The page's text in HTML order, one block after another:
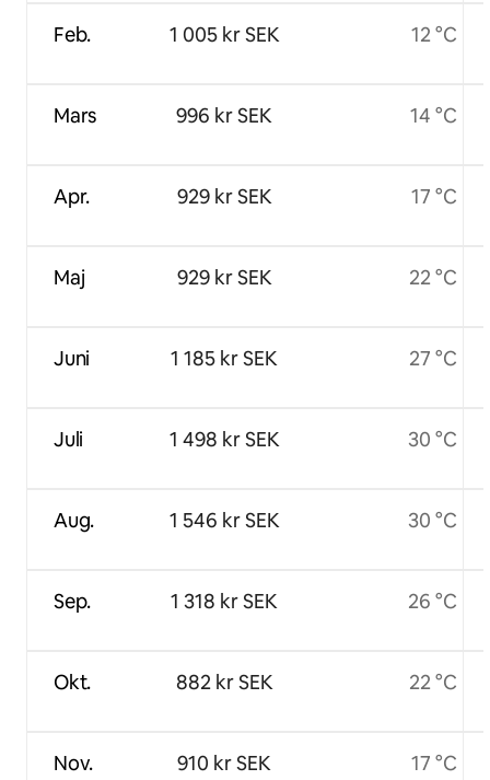
Feb.
Mars
Apr.
Maj
Juni
Juli
Aug.
Sep.
Okt.
Nov.
1 005 kr SEK
996 kr SEK
929 kr SEK
929 kr SEK
1 185 kr SEK
1 498 kr SEK
1 546 kr SEK
1 318 kr SEK
882 kr SEK
910 kr SEK
12 °C
14 °C
17 °C
22 °C
27 °C
30 °C
30 °C
26 °C
22 °C
17 °C